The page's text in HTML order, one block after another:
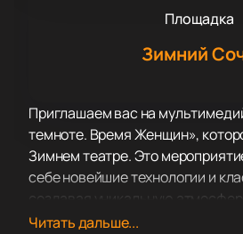
Площадка
Зимний
Приглашаем вас на
темноте. Время Женщин»,
Зимнем театре. Это
себе новейшие технологии и
создавая уникальную
зрителей в мир женского
Читать дальше...